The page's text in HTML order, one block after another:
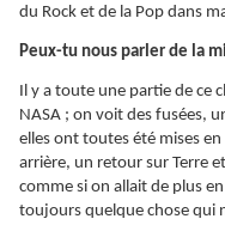
du Rock et de la Pop dans
Peux-tu nous parler de la
Il y a toute une partie de ce
NASA ; on voit des fusées,
elles ont toutes été mises
arrière, un retour sur Terre
comme si on allait de plus
toujours quelque chose qui